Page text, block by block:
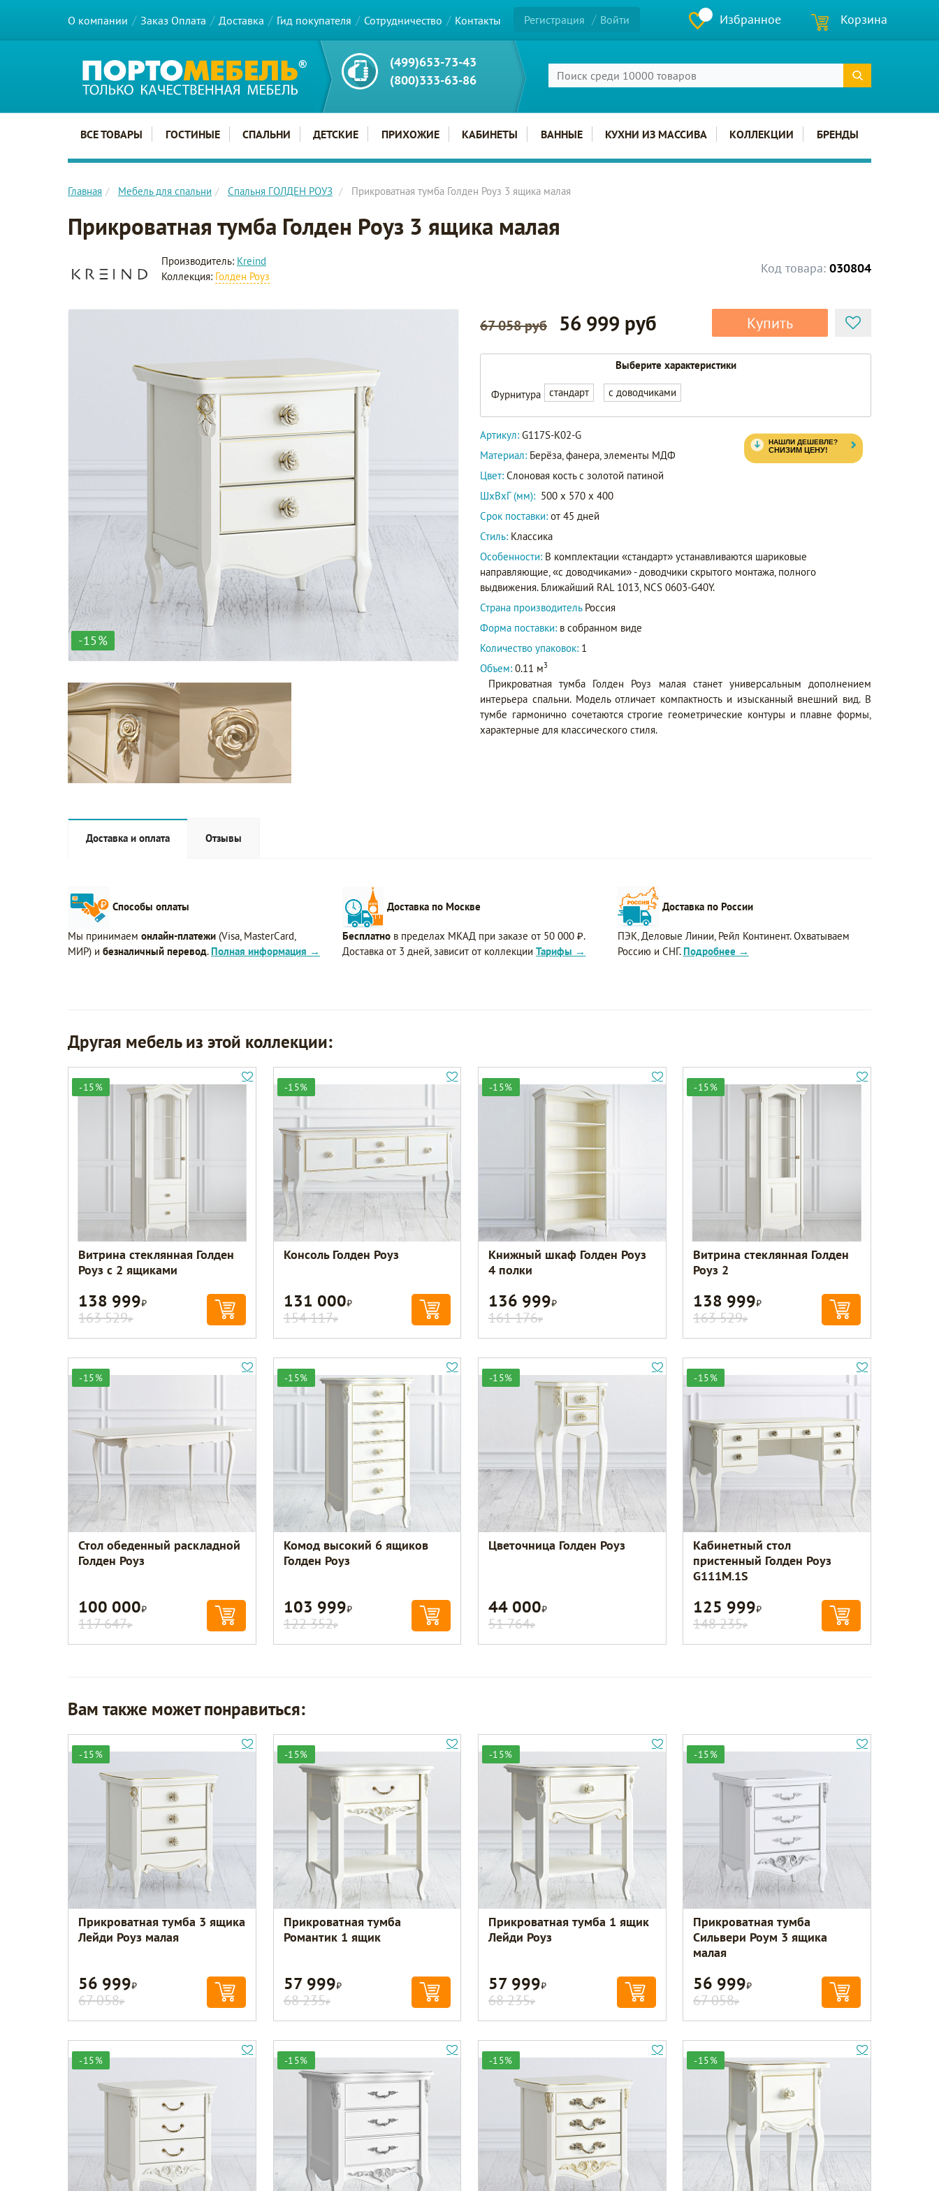
О компании Заказ Оплата Доставка Гид покупателя Сотрудничество Контакты Регистрация Войти Избранное Корзина
(499)653-73-43
(800)333-63-86
Главное меню сайта
ВСЕ ТОВАРЫ ГОСТИНЫЕ СПАЛЬНИ ДЕТСКИЕ ПРИХОЖИЕ КАБИНЕТЫ ВАННЫЕ КУХНИ ИЗ МАССИВА КОЛЛЕКЦИИ БРЕНДЫ
Главная Мебель для спальни Спальня ГОЛДЕН РОУЗ Прикроватная тумба Голден Роуз 3 ящика малая
Прикроватная тумба Голден Роуз 3 ящика малая
Код товара: 030804
Производитель: Kreind
Коллекция: Голден Роуз
-15%
67 058 руб 56 999 руб Купить
Выберите характеристики
Фурнитура стандарт с доводчиками
Артикул: G117S-K02-G
Материал: Берёза, фанера, элементы МДФ
Цвет: Слоновая кость с золотой патиной
ШxВxГ (мм): 500 x 570 x 400
Срок поставки: от 45 дней
Стиль: Классика
Особенности: В комплектации «стандарт» устанавливаются шариковые
направляющие, «с доводчиками» - доводчики скрытого монтажа, полного
выдвижения. Ближайший RAL 1013, NCS 0603-G40Y.
Страна производитель Россия
Форма поставки: в собранном виде
Количество упаковок: 1
Объем: 0.11 м3
Прикроватная тумба Голден Роуз малая станет универсальным дополнением
интерьера спальни. Модель отличает компактность и изысканный внешний вид. В
тумбе гармонично сочетаются строгие геометрические контуры и плавне формы,
характерные для классического стиля.
Доставка и оплата Отзывы
Способы оплаты
Мы принимаем онлайн-платежи (Visa, MasterCard,
МИР) и безналичный перевод. Полная информация →
Доставка по Москве
Бесплатно в пределах МКАД при заказе от 50 000 ₽.
Доставка от 3 дней, зависит от коллекцииТарифы →
Доставка по России
ПЭК, Деловые Линии, Рейл Континент. Охватываем
Россию и СНГ. Подробнее →
Другая мебель из этой коллекции:
-15%
Витрина стеклянная Голден
Роуз с 2 ящиками
138 999Р
163 529Р
-15%
Консоль Голден Роуз
131 000Р
154 117Р
-15%
Книжный шкаф Голден Роуз
4 полки
136 999Р
161 176Р
-15%
Витрина стеклянная Голден
Роуз 2
138 999Р
163 529Р
-15%
Стол обеденный раскладной
Голден Роуз
100 000Р
117 647Р
-15%
Комод высокий 6 ящиков
Голден Роуз
103 999Р
122 352Р
-15%
Цветочница Голден Роуз
44 000Р
51 764Р
-15%
Кабинетный стол
пристенный Голден Роуз
G111M.1S
125 999Р
148 235Р
Вам также может понравиться:
-15%
Прикроватная тумба 3 ящика
Лейди Роуз малая
56 999Р
67 058Р
-15%
Прикроватная тумба
Романтик 1 ящик
57 999Р
68 235Р
-15%
Прикроватная тумба 1 ящик
Лейди Роуз
57 999Р
68 235Р
-15%
Прикроватная тумба
Сильвери Роум 3 ящика
малая
56 999Р
67 058Р
-15% -15% -15% -15%